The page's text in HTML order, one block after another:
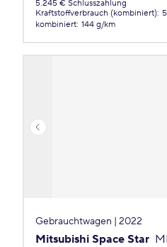
5.245 € Schlusszahlung
Kraftstoffverbrauch (kombiniert):
kombiniert: 144 g/km
Gebrauchtwagen | 2022
Mitsubishi Space Star